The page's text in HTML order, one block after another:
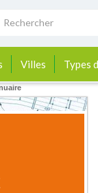
Villes Types